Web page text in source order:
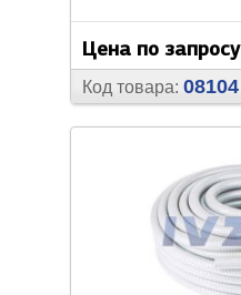
Цена по запросу
Код товара: 08104